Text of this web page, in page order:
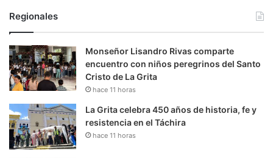
Regionales
Monseñor Lisandro Rivas comparte
encuentro con niños peregrinos del Santo
Cristo de La Grita
hace 11 horas
La Grita celebra 450 años de historia, fe y
resistencia en el Táchira
hace 11 horas